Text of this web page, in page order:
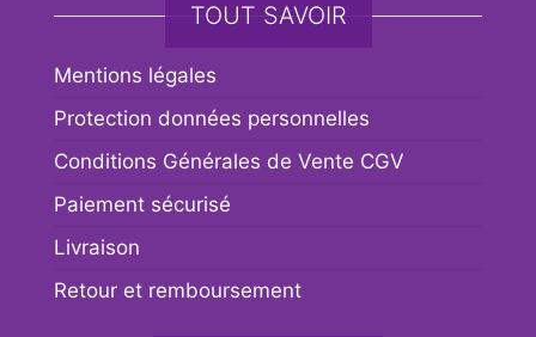
TOUT SAVOIR
Mentions légales
Protection données personnelles
Conditions Générales de Vente CGV
Paiement sécurisé
Livraison
Retour et remboursement